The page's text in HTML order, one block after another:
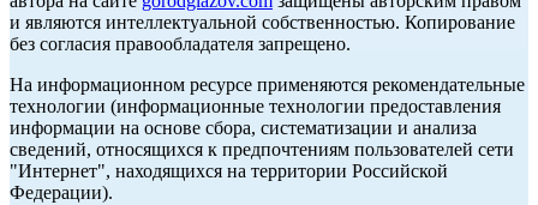
и являются интеллектуальной собственностью. Копирование
без согласия правообладателя запрещено.
На информационном ресурсе применяются рекомендательные
технологии (информационные технологии предоставления
информации на основе сбора, систематизации и анализа
сведений, относящихся к предпочтениям пользователей сети
"Интернет", находящихся на территории Российской
Федерации).